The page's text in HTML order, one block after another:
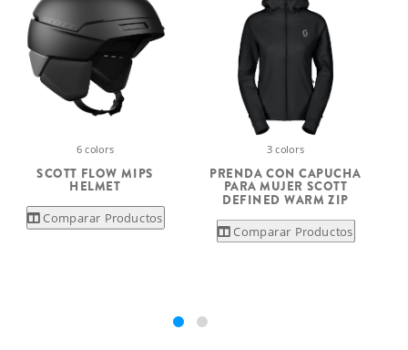
6 colors
SCOTT FLOW MIPS
HELMET
Comparar Productos
3 colors
PRENDA CON CAPUCHA
PARA MUJER SCOTT
DEFINED WARM ZIP
Comparar Productos